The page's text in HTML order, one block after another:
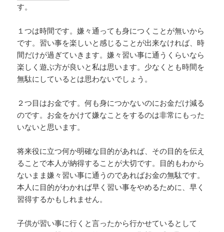
す。
１つは時間です。嫌々通っても身につくことが無いから
です。習い事を楽しいと感じることが出来なければ、時
間だけが過ぎていきます。嫌々習い事に通うくらいなら
楽しく遊ぶ方が良いと私は思います。少なくとも時間を
無駄にしているとは思わないでしょう。
２つ目はお金です。何も身につかないのにお金だけ減る
のです。お金をかけて嫌なことをするのは非常にもった
いないと思います。
将来役に立つ何か明確な目的があれば、その目的を伝え
ることで本人が納得することが大切です。目的もわから
ないまま嫌々習い事に通うのであればお金の無駄です。
本人に目的がわかれば早く習い事をやめるために、早く
習得するかもしれません。
子供が習い事に行くと言ったから行かせているとして